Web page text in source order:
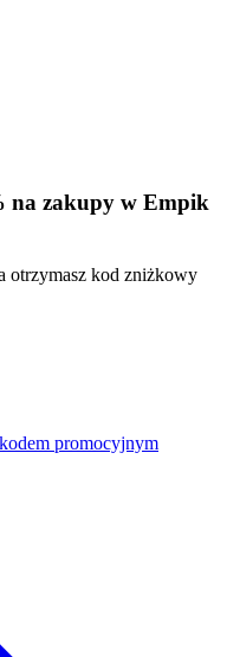
na zakupy w Empik
otrzymasz kod zniżkowy
promocyjnym